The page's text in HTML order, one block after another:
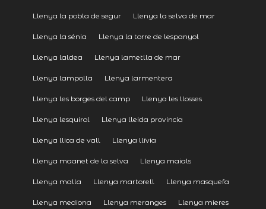
Llenya la pobla de segur Llenya la selva de mar
Llenya la sénia Llenya la torre de lespanyol
Llenya laldea Llenya lametlla de mar
Llenya lampolla Llenya larmentera
Llenya les borges del camp Llenya les llosses
Llenya lesquirol Llenya lleida provincia
Llenya llica de vall Llenya llívia
Llenya maanet de la selva Llenya maials
Llenya malla Llenya martorell Llenya masquefa
Llenya mediona Llenya meranges Llenya mieres